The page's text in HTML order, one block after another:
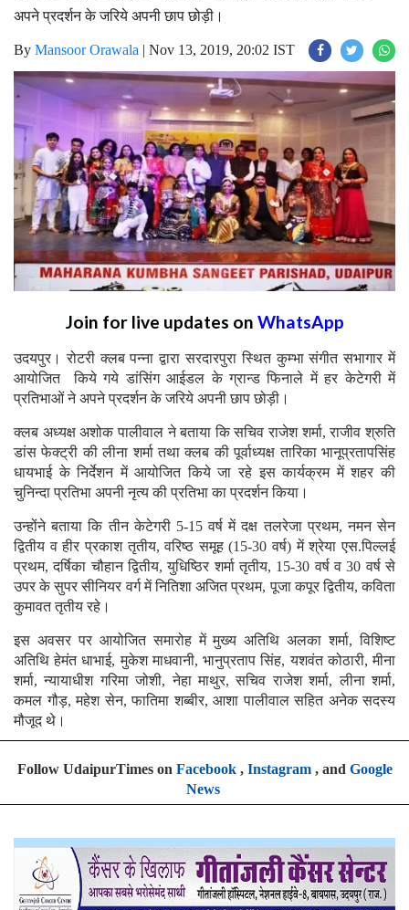
अपने प्रदर्शन के जरिये अपनी छाप छोड़ी।
By Mansoor Orawala | Nov 13, 2019, 20:02 IST
Join for live updates on WhatsApp
उदयपुर। रोटरी क्लब पन्ना द्वारा सरदारपुरा स्थित कुम्भा संगीत सभागार में
आयोजित किये गये डांसिंग आईडल के ग्रान्ड फिनाले में हर केटेगरी में
प्रतिभाओं ने अपने प्रदर्शन के जरिये अपनी छाप छोड़ी।
क्लब अध्यक्ष अशोक पालीवाल ने बताया कि सचिव राजेश शर्मा, राजीव श्रुति
डांस फेक्ट्री की लीना शर्मा तथा क्लब की पूर्वाध्यक्ष तारिका भानूप्रतापसिंह
धायभाई के निर्देशन में आयोजित किये जा रहे इस कार्यक्रम में शहर की
चुनिन्दा प्रतिभा अपनी नृत्य की प्रतिभा का प्रदर्शन किया।
उन्होंने बताया कि तीन केटेगरी 5-15 वर्ष में दक्ष तलरेजा प्रथम, नमन सेन
द्वितीय व हीर प्रकाश तृतीय, वरिष्ठ समूह (15-30 वर्ष) में श्रेया एस.पिल्लई
प्रथम, दर्षिका चौहान द्वितीय, युधिष्ठिर शर्मा तृतीय, 15-30 वर्ष व 30 वर्ष से
उपर के सुपर सीनियर वर्ग में नितिशा अजित प्रथम, पूजा कपूर द्वितीय, कविता
कुमावत तृतीय रहे।
इस अवसर पर आयोजित समारोह में मुख्य अतिथि अलका शर्मा, विशिष्ट
अतिथि हेमंत धाभाई, मुकेश माधवानी, भानुप्रताप सिंह, यशवंत कोठारी, मीना
शर्मा, न्यायाधीश गरिमा जोशी, नेहा माथुर, सचिव राजेश शर्मा, लीना शर्मा,
कमल गौड़, महेश सेन, फातिमा शब्बीर, आशा पालीवाल सहित अनेक सदस्य
मौजूद थे।
Follow UdaipurTimes on Facebook, Instagram, and Google
News